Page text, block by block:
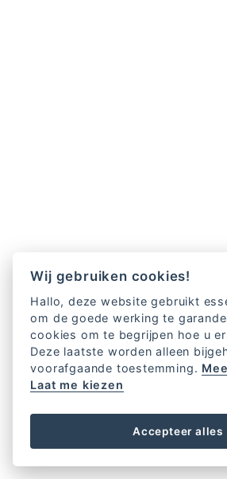
Wij gebruiken cookies!
Hallo, deze website gebruikt
om de goede werking te
cookies om te begrijpen hoe u
Deze laatste worden alleen
voorafgaande toestemming.
Laat me kiezen
Accepteer alles